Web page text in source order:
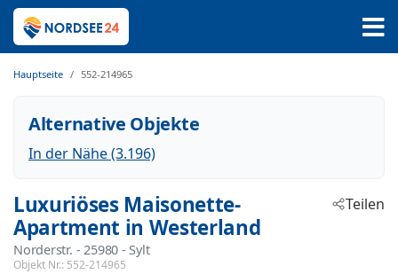
Hauptseite 552-214965
Alternative Objekte
In der Nähe (3.196)
Luxuriöses Maisonette-
Apartment in Westerland
Norderstr. - 25980 - Sylt
Objekt Nr.: 552-214965
Teilen